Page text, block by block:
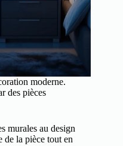
moderne.
des pièces
murales au design
de la pièce tout en